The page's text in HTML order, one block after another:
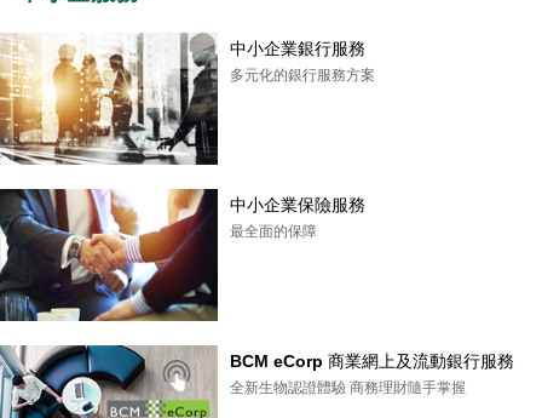
中小企業銀行服務
多元化的銀行服務方案
中小企業保險服務
最全面的保障
BCM eCorp 商業網上及流動銀行服務
全新生物認證體驗 商務理財隨手掌握